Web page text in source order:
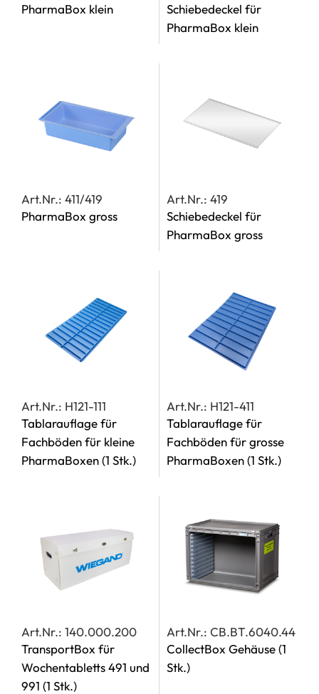
PharmaBox klein
Schiebedeckel für
PharmaBox klein
Art.Nr.: 411/419
PharmaBox gross
Art.Nr.: 419
Schiebedeckel für
PharmaBox gross
Art.Nr.: H121-111
Tablarauflage für
Fachböden für kleine
PharmaBoxen(1 Stk.)
Art.Nr.: H121-411
Tablarauflage für
Fachböden für grosse
PharmaBoxen(1 Stk.)
Art.Nr.: 140.000.200
TransportBox für
Wochentabletts 491 und
991 (1 Stk.)
Art.Nr.: CB.BT.6040.44
CollectBox Gehäuse(1
Stk.)